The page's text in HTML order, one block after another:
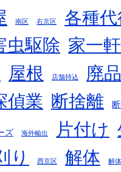
南区 右京区 各種代
虫駆除 家一
屋根 店舗持込 廃
偵業 断捨離
ズ 海外輸出 片付け
り 西京区 解体 解